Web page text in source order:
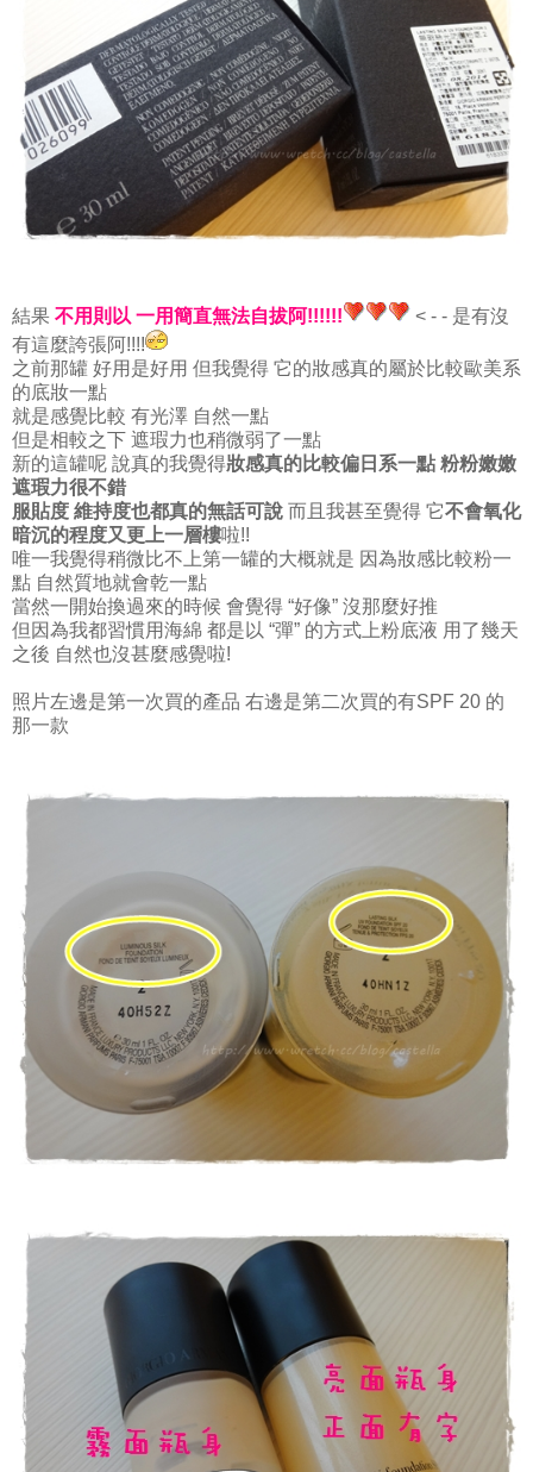
結果 不用則以 一用簡直無法自拔阿!!!!!!
< - - 是有沒
有這麼誇張阿!!!!
之前那罐 好用是好用 但我覺得 它的妝感真的屬於比較歐美系
的底妝一點
就是感覺比較 有光澤 自然一點
但是相較之下 遮瑕力也稍微弱了一點
新的這罐呢 說真的我覺得妝感真的比較偏日系一點 粉粉嫩嫩
遮瑕力很不錯
服貼度 維持度也都真的無話可說 而且我甚至覺得 它不會氧化
暗沉的程度又更上一層樓啦!!
唯一我覺得稍微比不上第一罐的大概就是 因為妝感比較粉一
點 自然質地就會乾一點
當然一開始換過來的時候 會覺得 “好像” 沒那麼好推
但因為我都習慣用海綿 都是以 “彈” 的方式上粉底液 用了幾天
之後 自然也沒甚麼感覺啦!
照片左邊是第一次買的產品 右邊是第二次買的有SPF 20 的
那一款